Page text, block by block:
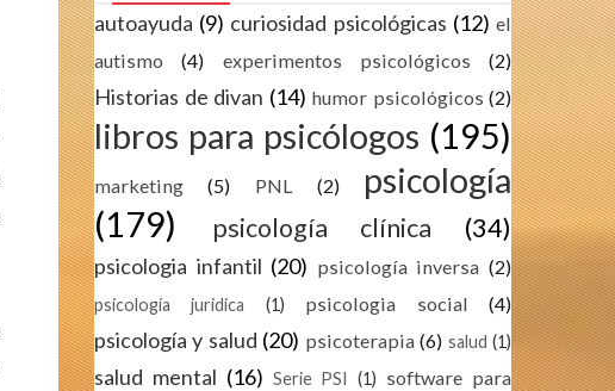
autoayuda (9) curiosidad psicológicas (12) el
autismo
(4) experimentos psicológicos (2)
Historias de divan (14) humor psicológicos (2)
libros para psicólogos (195)
marketing (5) PNL (2)
psicología
(179)
psicología clínica (34)
psicologia infantil (20) psicología inversa (2)
psicología juridica (1) psicologia social (4)
psicología y salud (20) psicoterapia (6) salud (1)
salud mental (16) Serie PSI (1) software para